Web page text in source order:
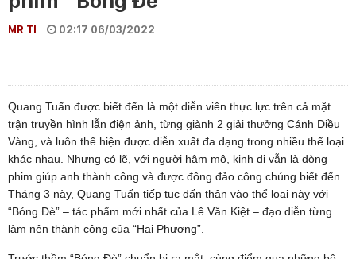
MR TI 02:17 06/03/2022
Quang Tuấn được biết đến là một diễn viên thực lực trên cả mặt
trận truyền hình lẫn điện ảnh, từng giành 2 giải thưởng Cánh Diều
Vàng, và luôn thể hiện được diễn xuất đa dạng trong nhiều thể loại
khác nhau. Nhưng có lẽ, với người hâm mộ, kinh dị vẫn là dòng
phim giúp anh thành công và được đông đảo công chúng biết đến.
Tháng 3 này, Quang Tuấn tiếp tục dấn thân vào thể loại này với
“Bóng Đè” – tác phẩm mới nhất của Lê Văn Kiệt – đạo diễn từng
làm nên thành công của “Hai Phượng”.